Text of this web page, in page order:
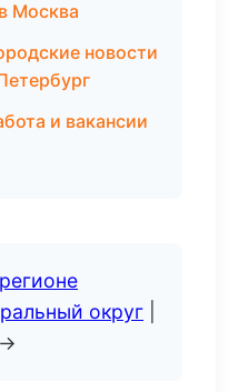
Москва
новости
и вакансии
округ
→